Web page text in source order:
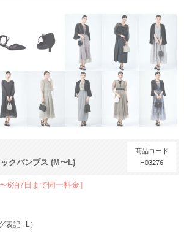
クパンプス (M〜L)
商品コード
H03276
6泊7日まで同一料金］
表記 : L）